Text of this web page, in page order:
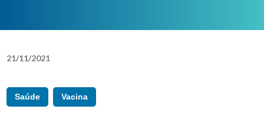
21/11/2021
Saúde Vacina